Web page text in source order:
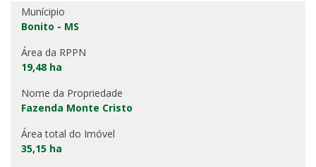
Munícipio
Bonito - MS
Área da RPPN
19,48 ha
Nome da Propriedade
Fazenda Monte Cristo
Área total do Imóvel
35,15 ha